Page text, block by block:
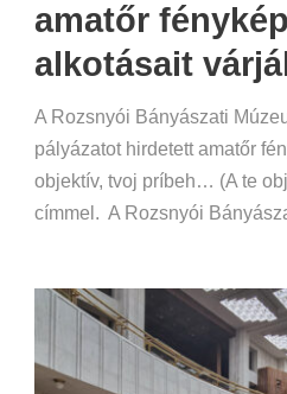
amatőr
alkotásait
A Rozsnyói Bányászati
pályázatot hirdetett amatőr
objektív, tvoj príbeh… (A te
címmel. A Rozsnyói